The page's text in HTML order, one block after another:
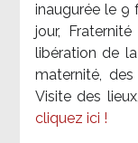
inaugurée le 9
jour,
libération de
maternité,
Visite des
cliquez ici !